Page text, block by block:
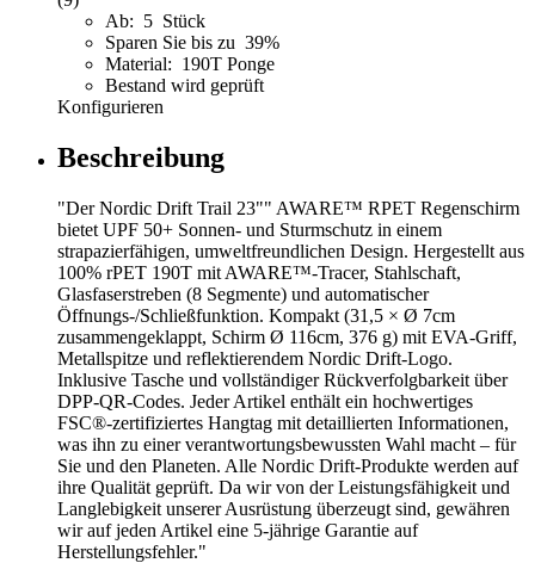
Ab: 5 Stück
Sparen Sie bis zu 39%
Material: 190T Ponge
Bestand wird geprüft
Konfigurieren
Beschreibung
"Der Nordic Drift Trail 23"" AWARE™ RPET Regenschirm
bietet UPF 50+ Sonnen- und Sturmschutz in einem
strapazierfähigen, umweltfreundlichen Design. Hergestellt aus
100% rPET 190T mit AWARE™-Tracer, Stahlschaft,
Glasfaserstreben (8 Segmente) und automatischer
Öffnungs-/Schließfunktion. Kompakt (31,5 × Ø 7cm
zusammengeklappt, Schirm Ø 116cm, 376 g) mit EVA-Griff,
Metallspitze und reflektierendem Nordic Drift-Logo.
Inklusive Tasche und vollständiger Rückverfolgbarkeit über
DPP-QR-Codes. Jeder Artikel enthält ein hochwertiges
FSC®-zertifiziertes Hangtag mit detaillierten Informationen,
was ihn zu einer verantwortungsbewussten Wahl macht – für
Sie und den Planeten. Alle Nordic Drift-Produkte werden auf
ihre Qualität geprüft. Da wir von der Leistungsfähigkeit und
Langlebigkeit unserer Ausrüstung überzeugt sind, gewähren
wir auf jeden Artikel eine 5-jährige Garantie auf
Herstellungsfehler."